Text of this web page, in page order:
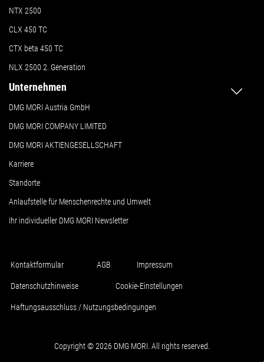
NTX 2500
CLX 450 TC
CTX beta 450 TC
NLX 2500 2. Generation
Unternehmen
DMG MORI Austria GmbH
DMG MORI COMPANY LIMITED
DMG MORI AKTIENGESELLSCHAFT
Karriere
Standorte
Anlaufstelle für Menschenrechte und Umwelt
Ihr individueller DMG MORI Newsletter
Kontaktformular AGB Impressum
Datenschutzhinweise Cookie-Einstellungen
Haftungsausschluss / Nutzungsbedingungen
Copyright © 2026 DMG MORI. All rights reserved.